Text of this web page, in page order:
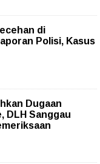
di
Polisi, Kasus
Dugaan
DLH Sanggau